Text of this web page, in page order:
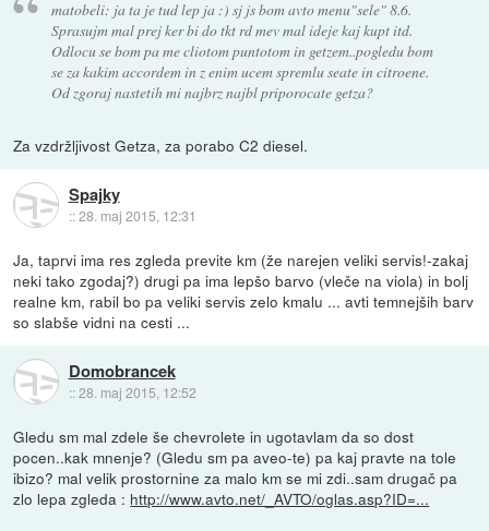
matobeli: ja ta je tud lep ja :) sj js bom avto menu"sele" 8.6.
Sprasujm mal prej ker bi do tkt rd mev mal ideje kaj kupt itd.
Odlocu se bom pa me cliotom puntotom in getzem..pogledu bom
se za kakim accordem in z enim ucem spremlu seate in citroene.
Od zgoraj nastetih mi najbrz najbl priporocate getza?
Za vzdržljivost Getza, za porabo C2 diesel.
Spajky
::28. maj 2015, 12:31
Ja, taprvi ima res zgleda previte km (že narejen veliki servis!-zakaj
neki tako zgodaj?) drugi pa ima lepšo barvo (vleče na viola) in bolj
realne km, rabil bo pa veliki servis zelo kmalu ... avti temnejših barv
so slabše vidni na cesti ...
Domobrancek
::28. maj 2015, 12:52
Gledu sm mal zdele še chevrolete in ugotavlam da so dost
pocen..kak mnenje? (Gledu sm pa aveo-te) pa kaj pravte na tole
ibizo? mal velik prostornine za malo km se mi zdi..sam drugač pa
zlo lepa zgleda : http://www.avto.net/_AVTO/oglas.asp?ID=...